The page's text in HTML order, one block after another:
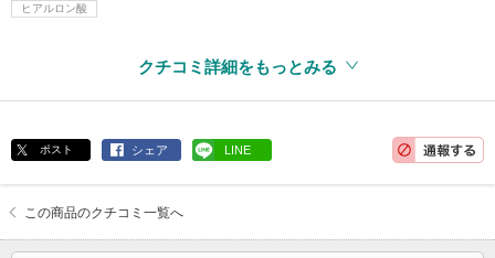
ヒアルロン酸
クチコミ詳細をもっとみる
ポスト シェア LINE
この商品のクチコミ一覧へ